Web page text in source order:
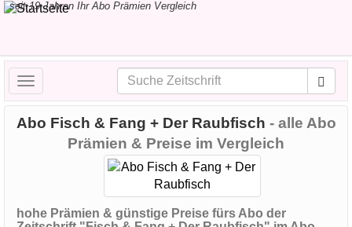
seit 19 Jahren Ihr Abo Prämien Vergleich
Toggle
navigation
Abo Fisch & Fang + Der Raubfisch - alle Abo
Prämien & Preise im Vergleich
hohe Prämien & günstige Preise fürs Abo der